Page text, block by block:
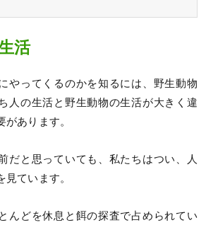
活
やってくるのかを知るには、野生動物
人の生活と野生動物の生活が大きく違
があります。
だと思っていても、私たちはつい、人
ています。
んどを休息と餌の探査で占められてい